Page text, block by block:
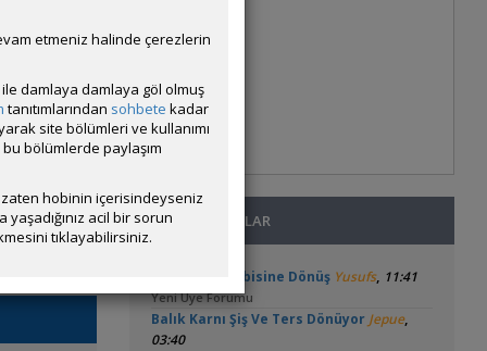
SON MESAJLAR
Akvaryum Hobisine Dönüş Yusufs, 11:41
Yeni Üye Forumu
Balık Karnı Şiş Ve Ters Dönüyor Jepue,
03:40
etmeniz halinde çerezlerin
ile damlaya damlaya göl olmuş
tanıtımlarından sohbete kadar
site bölümleri ve kullanımı
bölümlerde paylaşım
hobinin içerisindeyseniz
acil bir sorun
tıklayabilirsiniz.